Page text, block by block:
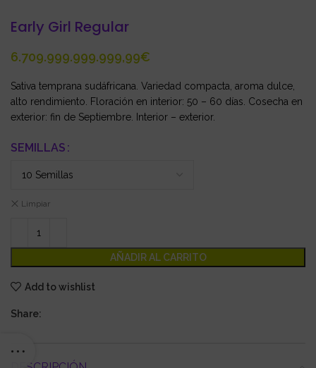
Early Girl Regular
€
Sativa temprana sudáfricana. Variedad compacta, aroma dulce,
alto rendimiento. Floración en interior: 50 – 60 días. Cosecha en
exterior: fin de Septiembre. Interior – exterior.
SEMILLAS
Limpiar
AÑADIR AL CARRITO
Add to wishlist
Share: